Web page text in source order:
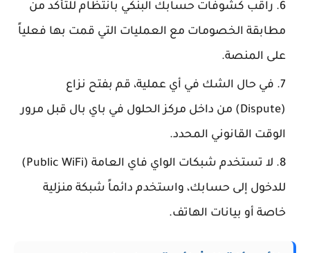
راقب كشوفات حسابك البنكي بانتظام للتأكد من
مطابقة الخصومات مع العمليات التي قمت بها فعلياً
على المنصة.
في حال الشك في أي عملية، قم بفتح نزاع
(Dispute) من داخل مركز الحلول في باي بال قبل مرور
الوقت القانوني المحدد.
لا تستخدم شبكات الواي فاي العامة (Public WiFi)
للدخول إلى حسابك، واستخدم دائماً شبكة منزلية
خاصة أو بيانات الهاتف.